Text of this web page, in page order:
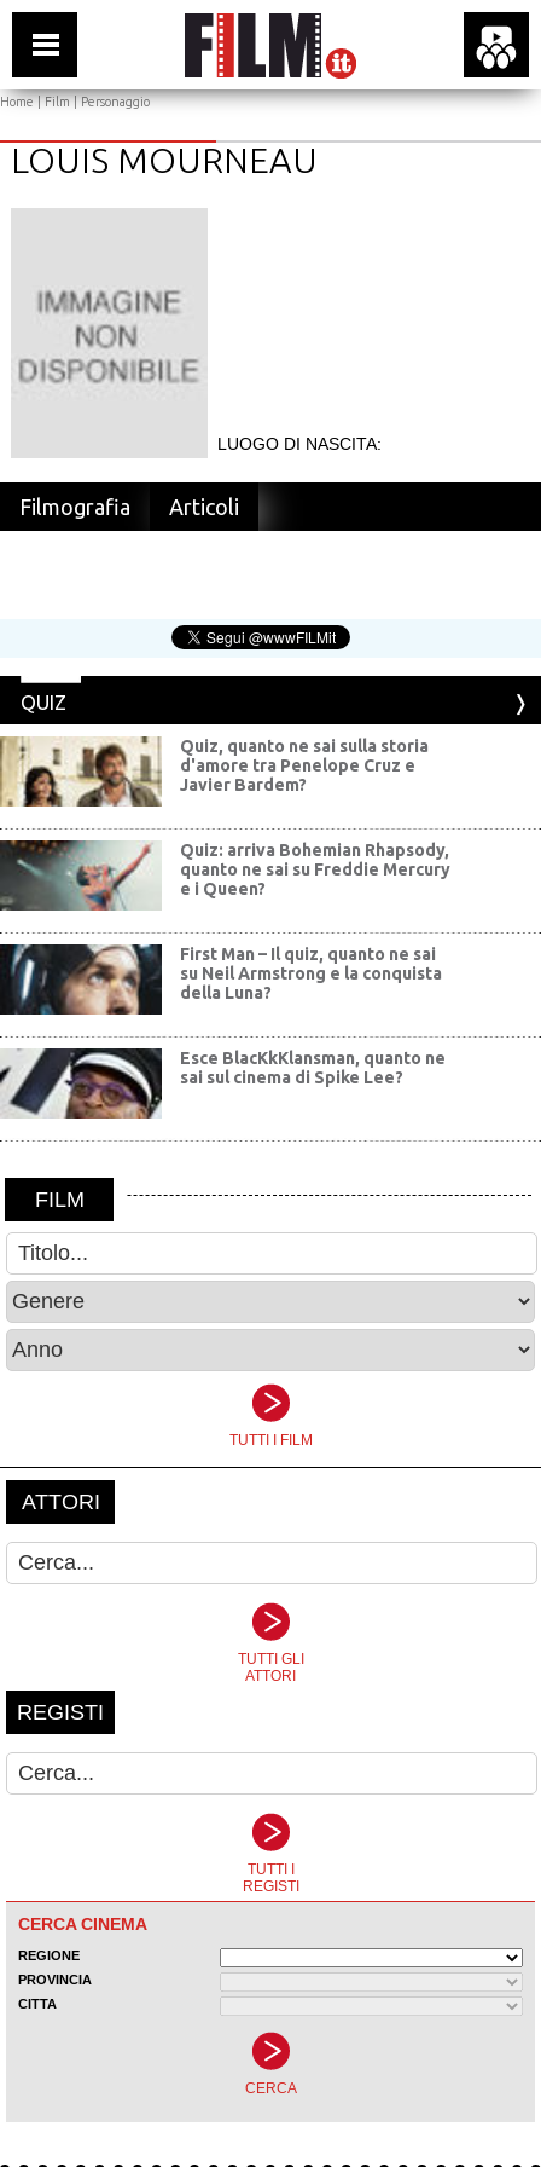
Home|Film| Personaggio
LOUIS MOURNEAU
LUOGO DI NASCITA:
Filmografia Articoli
QUIZ
Quiz, quanto ne sai sulla storia
d'amore tra Penelope Cruz e
Javier Bardem?
Quiz: arriva Bohemian Rhapsody,
quanto ne sai su Freddie Mercury
e i Queen?
First Man – Il quiz, quanto ne sai
su Neil Armstrong e la conquista
della Luna?
Esce BlacKkKlansman, quanto ne
sai sul cinema di Spike Lee?